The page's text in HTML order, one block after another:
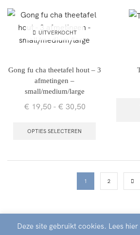
UITVERKOCHT
Gong fu cha theetafel hout – 3
afmetingen –
small/medium/large
€ 19,50 - € 30,50
OPTIES SELECTEREN
1 2
Deze site gebruikt cookies. Lees hier